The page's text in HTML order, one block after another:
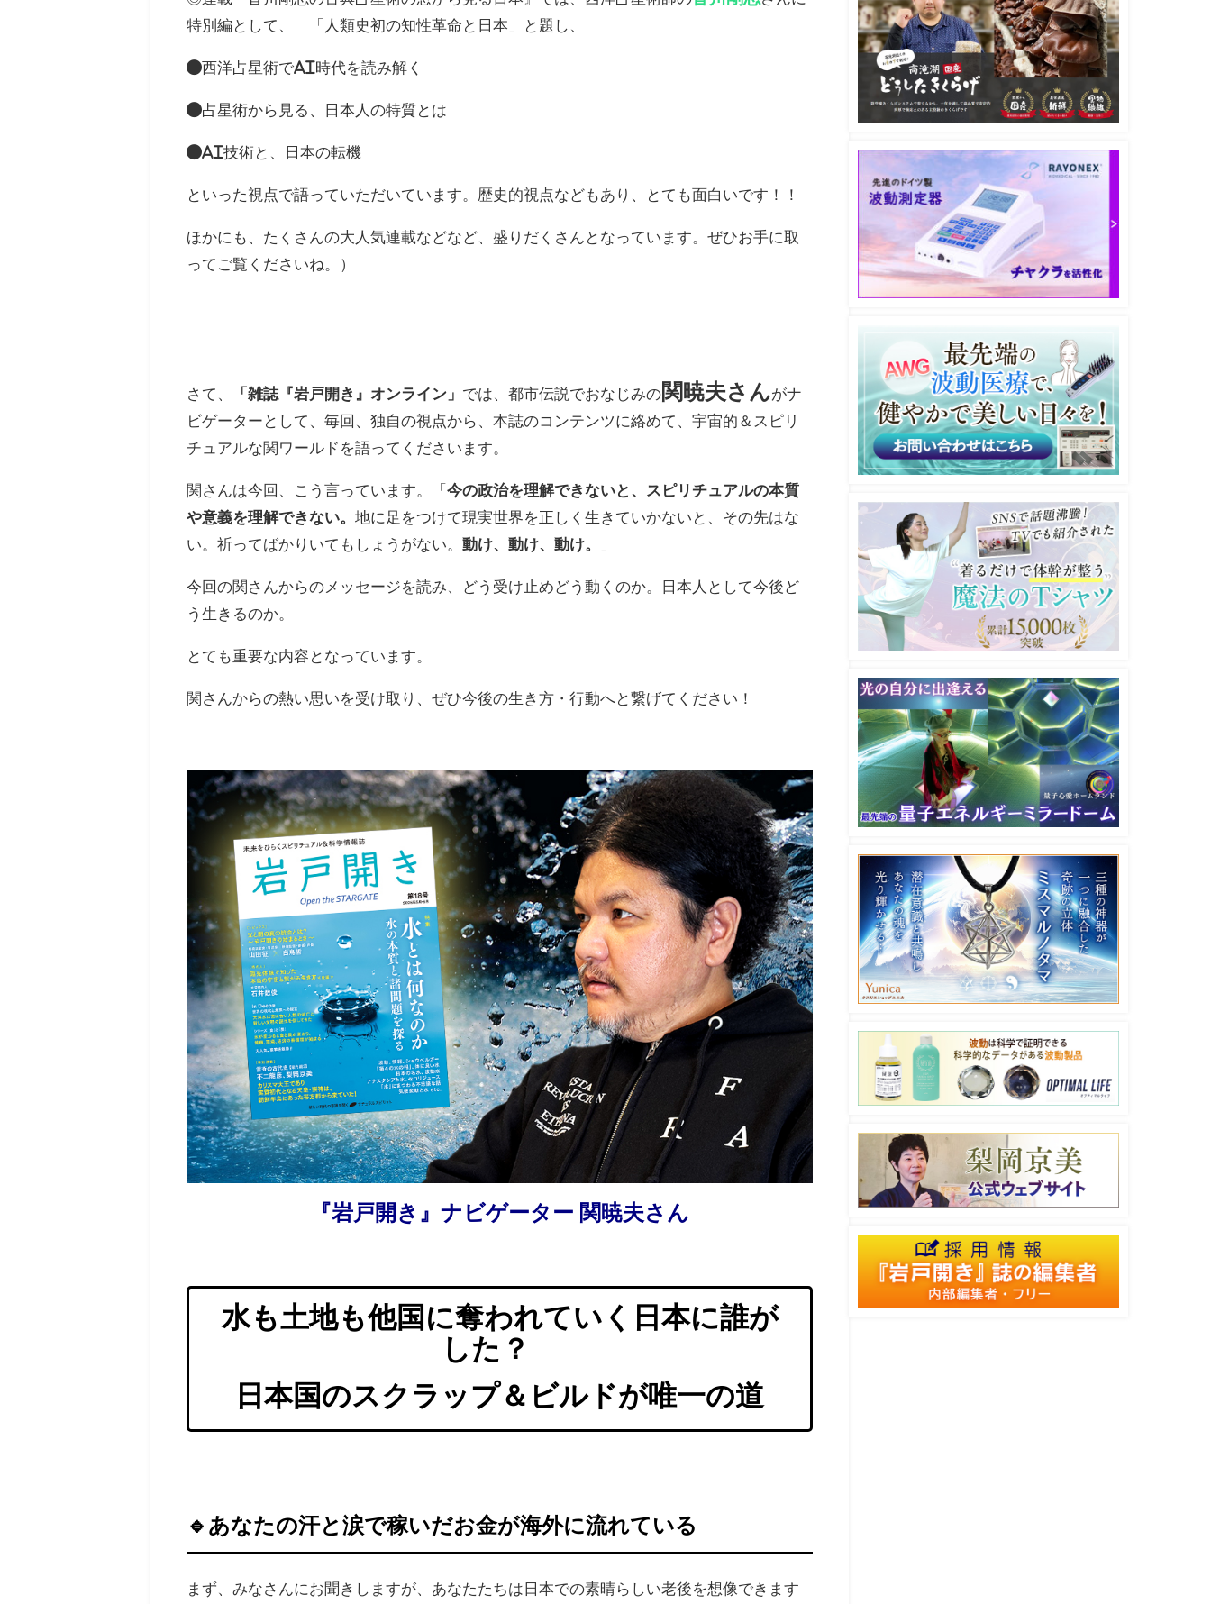
特別編として、 「人類史初の知性革命と日本」と題し、
●西洋占星術でAI時代を読み解く
●占星術から見る、日本人の特質とは
●AI技術と、日本の転機
といった視点で語っていただいています。歴史的視点などもあり、とても面白いです！！
ほかにも、たくさんの大人気連載などなど、盛りだくさんとなっています。ぜひお手に取
ってご覧くださいね。）
さて、 「雑誌『岩戸開き』オンライン」 では、都市伝説でおなじみの関暁夫さんがナ
ビゲーターとして、毎回、独自の視点から、本誌のコンテンツに絡めて、宇宙的＆スピリ
チュアルな関ワールドを語ってくださいます。
関さんは今回、こう言っています。「 今の政治を理解できないと、スピリチュアルの本質
や意義を理解できない。 地に足をつけて現実世界を正しく生きていかないと、その先はな
い。祈ってばかりいてもしょうがない。 動け、動け、動け。 」
今回の関さんからのメッセージを読み、どう受け止めどう動くのか。日本人として今後ど
う生きるのか。
とても重要な内容となっています。
関さんからの熱い思いを受け取り、ぜひ今後の生き方・行動へと繋げてください！
『岩戸開き』ナビゲーター 関暁夫さん
水も土地も他国に奪われていく日本に誰が
した？
日本国のスクラップ＆ビルドが唯一の道
🔹あなたの汗と涙で稼いだお金が海外に流れている
まず、みなさんにお聞きしますが、あなたたちは日本での素晴らしい老後を想像できます